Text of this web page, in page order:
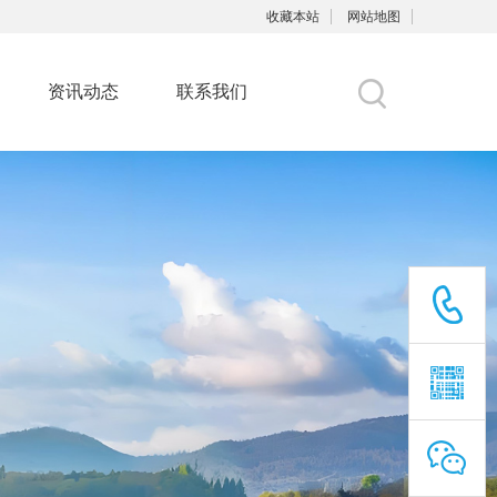
收藏本站 网站地图
资讯动态 联系我们